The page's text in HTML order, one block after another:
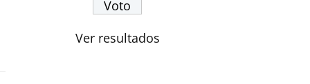
Ver resultados